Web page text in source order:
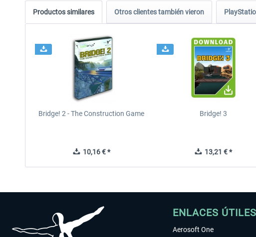
Productos similares Otros clientes también vieron
Bridge! 2 - The Construction Game
10,16 € *
Bridge! 3
13,21 € *
ENLACES ÚTILES
Aerosoft One